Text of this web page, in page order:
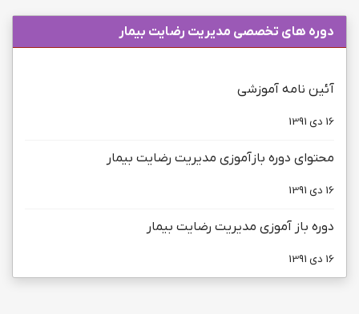
دوره های تخصصی مديريت رضايت بيمار
آئين نامه آموزشی
16 دی 1391
محتوای دوره بازآموزی مديريت رضايت بيمار
16 دی 1391
دوره باز آموزی مديريت رضايت بيمار
16 دی 1391